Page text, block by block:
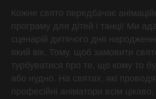
Кожне свято передбачає
програму для дітей і танці! Ми
сценарій дитячого дня
який вік. Тому, щоб замовити
турбуватися про те, що кому то
або нудно. На святах, які
професійні аніматори всім цікаво,